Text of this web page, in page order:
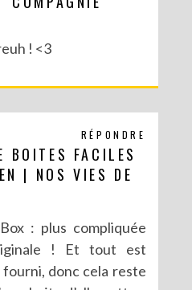
! <3
RÉPONDRE
BOITES FACILES
| NOS VIES DE
: plus compliquée
! Et tout est
donc cela reste